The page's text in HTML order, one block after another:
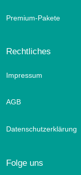
Premium-Pakete
Rechtliches
Impressum
AGB
Datenschutzerklärung
Folge uns